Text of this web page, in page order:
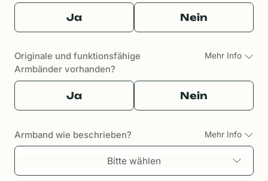
Ja Nein
Originale und funktionsfähige
Armbänder vorhanden?
Mehr Info
Ja Nein
Armband wie beschrieben? Mehr Info
Bitte wählen